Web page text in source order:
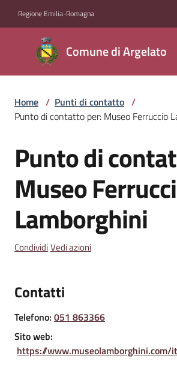
Regione Emilia-Romagna
Comune di Argelato
Comune
di
Argelato
Novità
Servizi
Vivere
Argelato
Amministrazione
Trasparente
Home / Punti di contatto /
Punto di contatto per: Museo Ferruccio
Salta al contenuto
Punto di
Museo
Lamborghini
CondividiVedi azioni
Contatti
Telefono: 051 863366
Sito web:
https://